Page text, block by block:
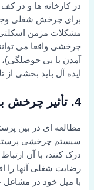
در کارخانه ها و در
برای چرخش شغلی
مشکلات مزمن
چرخشی واقعا می
آمدن با بی
ایده آل باید بخشی
4. تأثیر چرخش بر پرستاران
مطالعه ای در بین
سیستم چرخشی
درک کنند، با آن
رضایت شغلی آنها را
با میل خود در مشاغل